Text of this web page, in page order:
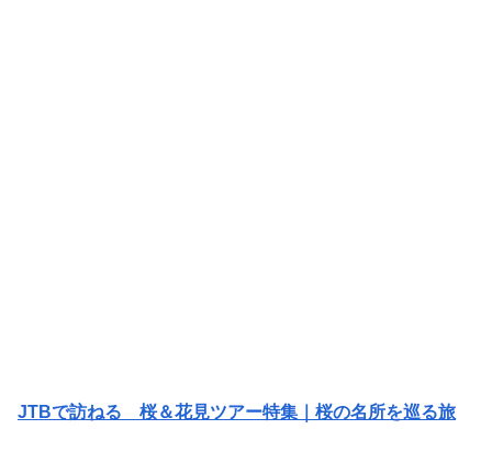
JTBで訪ねる 桜＆花見ツアー特集｜桜の名所を巡る旅